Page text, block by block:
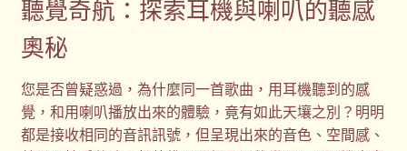
禮品
禮品公司
紀念品
聽覺奇航：探索耳機與喇叭的聽感
奧秘
您是否曾疑惑過，為什麼同一首歌曲，用耳機聽到的感
覺，和用喇叭播放出來的體驗，竟有如此天壤之別？明明
都是接收相同的音訊訊號，但呈現出來的音色、空間感、